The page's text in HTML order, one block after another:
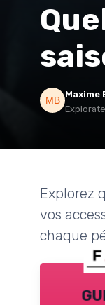
Maxime
Explorez
vos
chaque